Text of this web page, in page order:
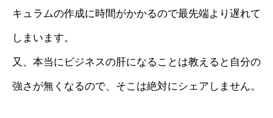
キュラムの作成に時間がかかるので最先端より遅れて
しまいます。
又、本当にビジネスの肝になることは教えると自分の
強さが無くなるので、そこは絶対にシェアしません。